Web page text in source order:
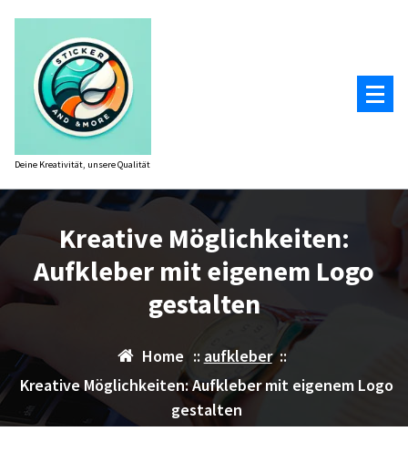
springen
Deine Kreativität, unsere Qualität
Kreative Möglichkeiten:
Aufkleber mit eigenem Logo
gestalten
Home :: aufkleber::
Kreative Möglichkeiten: Aufkleber mit eigenem Logo
gestalten